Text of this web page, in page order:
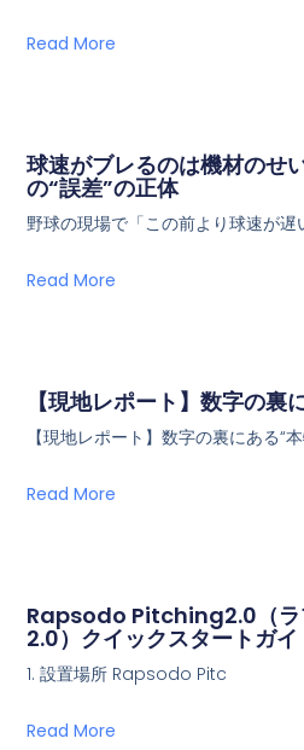
Read More
球速がブレるのは機材のせ
の“誤差”の正体
野球の現場で「この前より球速が遅
Read More
【現地レポート】数字の裏
【現地レポート】数字の裏にある“
Read More
Rapsodo Pitching2.0（ラ
2.0）クイックスタートガイ
1. 設置場所 Rapsodo Pitc
Read More